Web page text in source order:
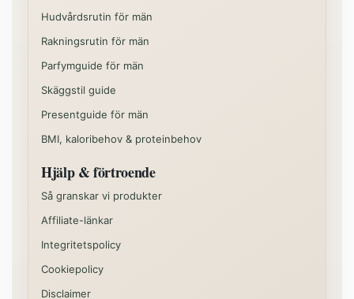
Hudvårdsrutin för män
Rakningsrutin för män
Parfymguide för män
Skäggstil guide
Presentguide för män
BMI, kaloribehov & proteinbehov
Hjälp & förtroende
Så granskar vi produkter
Affiliate-länkar
Integritetspolicy
Cookiepolicy
Disclaimer